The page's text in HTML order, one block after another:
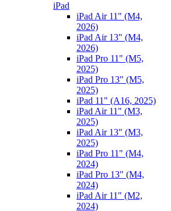
iPad
iPad Air 11" (M4,
2026)
iPad Air 13" (M4,
2026)
iPad Pro 11" (M5,
2025)
iPad Pro 13" (M5,
2025)
iPad 11" (A16, 2025)
iPad Air 11" (M3,
2025)
iPad Air 13" (M3,
2025)
iPad Pro 11" (M4,
2024)
iPad Pro 13" (M4,
2024)
iPad Air 11" (M2,
2024)